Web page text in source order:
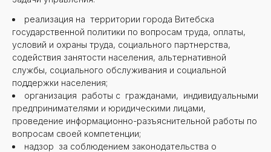
реализация на территории города Витебска
государственной политики по вопросам труда, оплаты,
условий и охраны труда, социального партнерства,
содействия занятости населения, альтернативной
службы, социального обслуживания и социальной
поддержки населения;
организация работы с гражданами, индивидуальными
предпринимателями и юридическими лицами,
проведение информационно-разъяснительной работы по
вопросам своей компетенции;
надзор за соблюдением законодательства о